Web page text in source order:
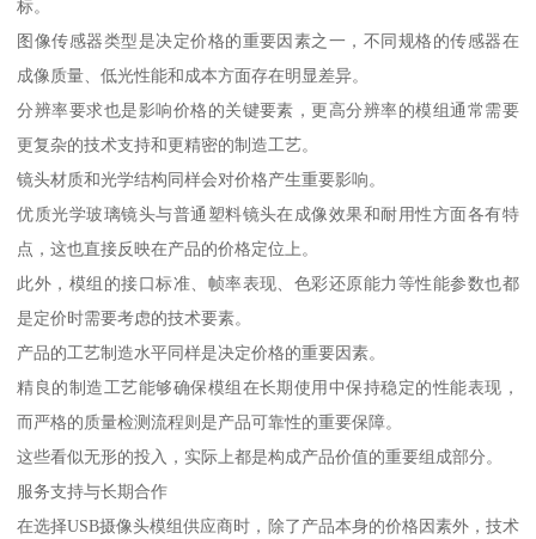
标。
图像传感器类型是决定价格的重要因素之一，不同规格的传感器在
成像质量、低光性能和成本方面存在明显差异。
分辨率要求也是影响价格的关键要素，更高分辨率的模组通常需要
更复杂的技术支持和更精密的制造工艺。
镜头材质和光学结构同样会对价格产生重要影响。
优质光学玻璃镜头与普通塑料镜头在成像效果和耐用性方面各有特
点，这也直接反映在产品的价格定位上。
此外，模组的接口标准、帧率表现、色彩还原能力等性能参数也都
是定价时需要考虑的技术要素。
产品的工艺制造水平同样是决定价格的重要因素。
精良的制造工艺能够确保模组在长期使用中保持稳定的性能表现，
而严格的质量检测流程则是产品可靠性的重要保障。
这些看似无形的投入，实际上都是构成产品价值的重要组成部分。
服务支持与长期合作
在选择USB摄像头模组供应商时，除了产品本身的价格因素外，技术